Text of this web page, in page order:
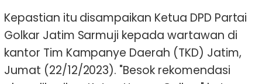
Kepastian itu disampaikan Ketua DPD Partai
Golkar Jatim Sarmuji kepada wartawan di
kantor Tim Kampanye Daerah (TKD) Jatim,
Jumat (22/12/2023). "Besok rekomendasi